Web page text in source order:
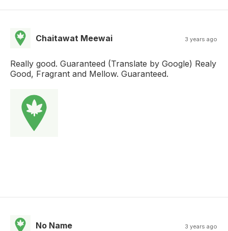
Chaitawat Meewai 3 years ago
Really good. Guaranteed (Translate by Google) Realy
Good, Fragrant and Mellow. Guaranteed.
No Name 3 years ago